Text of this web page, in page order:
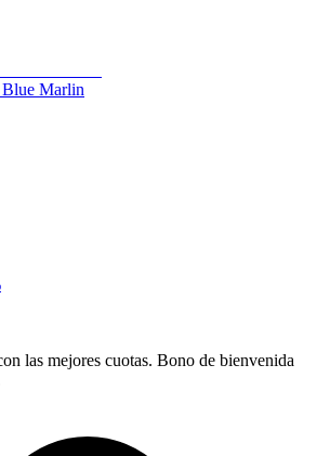
Blue Marlin
las mejores cuotas. Bono de bienvenida